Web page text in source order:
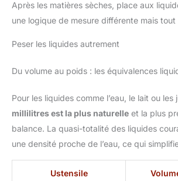
Après les matières sèches, place aux
une logique de mesure différente mais tout
Peser les liquides autrement
Du volume au poids : les équivalences
Pour les liquides comme l’eau, le lait ou les
millilitres est la plus naturelle et la plus
balance. La quasi-totalité des liquides
une densité proche de l’eau, ce qui
Ustensile